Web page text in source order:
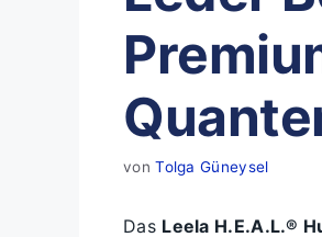
vonTolga Güneysel
Das Leela H.E.A.L.®